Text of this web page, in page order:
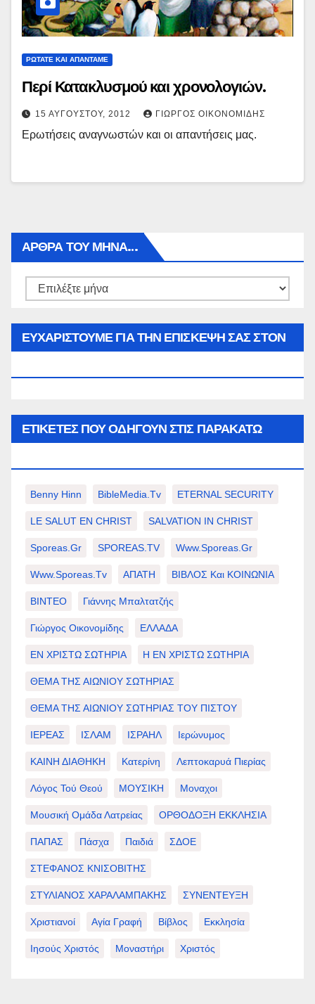
ΡΩΤΑΤΕ ΚΑΙ ΑΠΑΝΤΑΜΕ
Περί Κατακλυσμού και χρονολογιών.
15 ΑΥΓΟΎΣΤΟΥ, 2012 ΓΙΏΡΓΟΣ ΟΙΚΟΝΟΜΊΔΗΣ
Ερωτήσεις αναγνωστών και οι απαντήσεις μας.
ΑΡΘΡΑ ΤΟΥ ΜΉΝΑ…
Αρθρα
ΕΥΧΑΡΙΣΤΟΥΜΕ ΓΙΑ ΤΗΝ ΕΠΙΣΚΕΨΗ ΣΑΣ ΣΤΟΝ
ΕΤΙΚΈΤΕΣ ΠΟΥ ΟΔΗΓΟΎΝ ΣΤΙΣ ΠΑΡΑΚΆΤΩ
Benny Hinn BibleMedia.tv ETERNAL SECURITY
LE SALUT EN CHRIST SALVATION IN CHRIST
Sporeas.gr SPOREAS.TV Www.sporeas.gr
Www.sporeas.tv ΑΠΑΤΗ ΒΙΒΛΟΣ Και ΚΟΙΝΩΝΙΑ
ΒΙΝΤΕΟ Γιάννης Μπαλτατζής
Γιώργος Οικονομίδης ΕΛΛΑΔΑ
ΕΝ ΧΡΙΣΤΩ ΣΩΤΗΡΙΑ Η ΕΝ ΧΡΙΣΤΩ ΣΩΤΗΡΙΑ
ΘΕΜΑ ΤΗΣ ΑΙΩΝΙΟΥ ΣΩΤΗΡΙΑΣ
ΘΕΜΑ ΤΗΣ ΑΙΩΝΙΟΥ ΣΩΤΗΡΙΑΣ ΤΟΥ ΠΙΣΤΟΥ
ΙΕΡΕΑΣ ΙΣΛΑΜ ΙΣΡΑΗΛ Ιερώνυμος
ΚΑΙΝΗ ΔΙΑΘΗΚΗ Κατερίνη Λεπτοκαρυά Πιερίας
Λόγος Τού Θεού ΜΟΥΣΙΚΗ Μοναχοι
Μουσική Ομάδα Λατρείας ΟΡΘΟΔΟΞΗ ΕΚΚΛΗΣΙΑ
ΠΑΠΑΣ Πάσχα Παιδιά ΣΔΟΕ
ΣΤΕΦΑΝΟΣ ΚΝΙΣΟΒΙΤΗΣ
ΣΤΥΛΙΑΝΟΣ ΧΑΡΑΛΑΜΠΑΚΗΣ ΣΥΝΕΝΤΕΥΞΗ
Χριστιανοί Αγία Γραφή Βίβλος Εκκλησία
Ιησούς Χριστός Μοναστήρι Χριστός